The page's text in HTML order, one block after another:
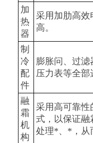
加
热
器
采用加肋高效
高。
制
冷
配
件
膨胀问、过滤
压力表等全部
融
霜
机
构
采用高可靠性
式，以保证融
处理*、*，从